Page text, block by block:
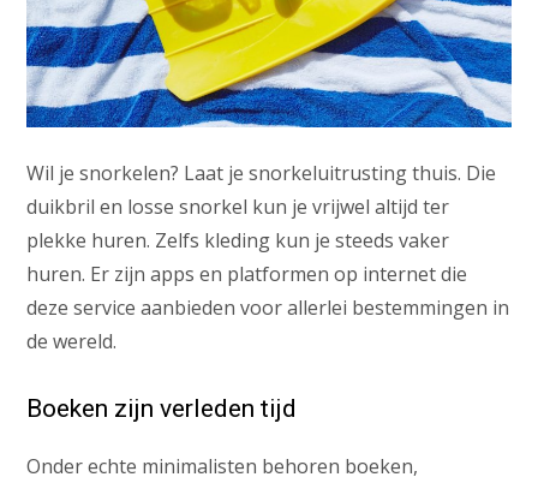
Wil je snorkelen? Laat je snorkeluitrusting thuis. Die
duikbril en losse snorkel kun je vrijwel altijd ter
plekke huren. Zelfs kleding kun je steeds vaker
huren. Er zijn apps en platformen op internet die
deze service aanbieden voor allerlei bestemmingen in
de wereld.
Boeken zijn verleden tijd
Onder echte minimalisten behoren boeken,